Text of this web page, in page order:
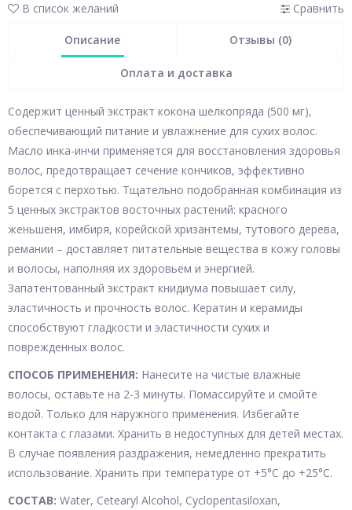
В список желаний Сравнить
Описание Отзывы (0)
Оплата и доставка
Содержит ценный экстракт кокона шелкопряда (500 мг),
обеспечивающий питание и увлажнение для сухих волос.
Масло инка-инчи применяется для восстановления здоровья
волос, предотвращает сечение кончиков, эффективно
борется с перхотью. Тщательно подобранная комбинация из
5 ценных экстрактов восточных растений: красного
женьшеня, имбиря, корейской хризантемы, тутового дерева,
ремании – доставляет питательные вещества в кожу головы
и волосы, наполняя их здоровьем и энергией.
Запатентованный экстракт книдиума повышает силу,
эластичность и прочность волос. Кератин и керамиды
способствуют гладкости и эластичности сухих и
поврежденных волос.
СПОСОБ ПРИМЕНЕНИЯ: Нанесите на чистые влажные
волосы, оставьте на 2-3 минуты. Помассируйте и смойте
водой. Только для наружного применения. Избегайте
контакта с глазами. Хранить в недоступных для детей местах.
В случае появления раздражения, немедленно прекратить
использование. Хранить при температуре от +5°С до +25°С.
СОСТАВ: Water, Cetearyl Alcohol, Cyclopentasiloxan,